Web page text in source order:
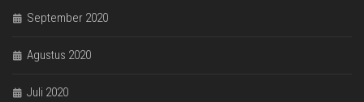
September 2020
Agustus 2020
Juli 2020